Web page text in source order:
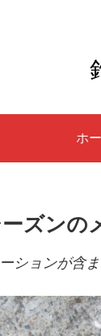
ホ
ズンの
ションが含